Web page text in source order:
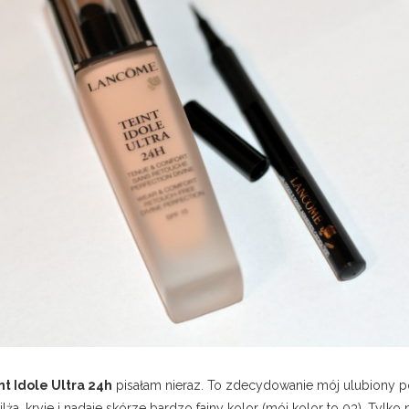
Idole Ultra 24h pisałam nieraz. To zdecydowanie mój ulubiony